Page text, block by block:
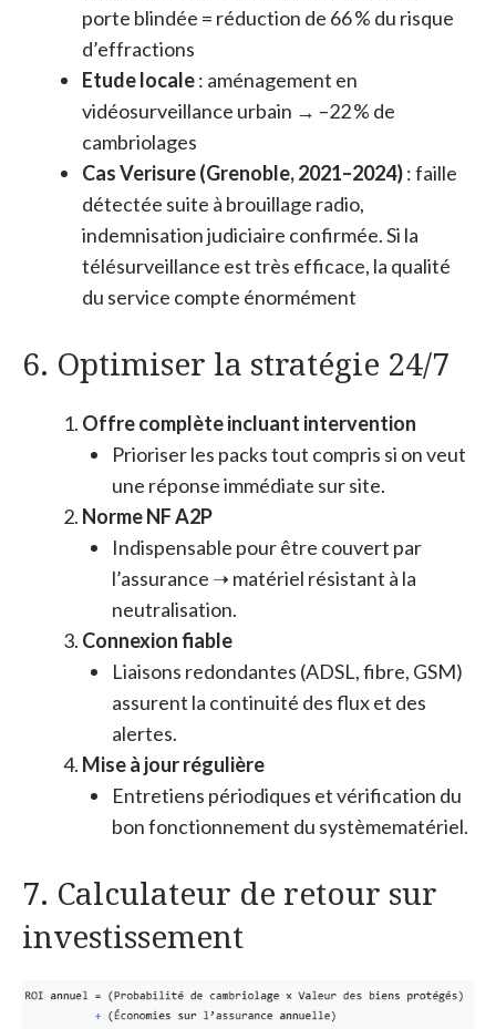
porte blindée = réduction de 66 % du risque
d’effractions
Etude locale: aménagement en
vidéosurveillance urbain → –22 % de
cambriolages
Cas Verisure (Grenoble, 2021–2024): faille
détectée suite à brouillage radio,
indemnisation judiciaire confirmée. Si la
télésurveillance est très efficace, la qualité
du service compte énormément
6. Optimiser la stratégie 24/7
Offre complète incluant intervention
Prioriser les packs tout compris si on veut
une réponse immédiate sur site.
Norme NF A2P
Indispensable pour être couvert par
l’assurance ➝ matériel résistant à la
neutralisation.
Connexion fiable
Liaisons redondantes (ADSL, fibre, GSM)
assurent la continuité des flux et des
alertes.
Mise à jour régulière
Entretiens périodiques et vérification du
bon fonctionnement du systèmematériel.
7. Calculateur de retour sur
investissement